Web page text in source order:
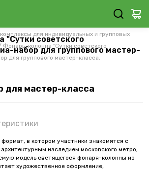
для индивидуальных и групповых
Фонарь-колонна "Сутки советского
для группового мастер-класса.
"Сутки советского
набор для группового мастер-
для мастер-класса
в котором участники знакомятся с
наследием московского метро,
модель светящегося фонаря-колонны из
художественное оформление,